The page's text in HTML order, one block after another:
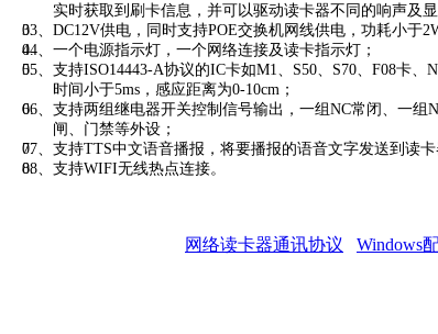
实时获取到刷卡信息，并可以驱动读卡器不同的响声及显
03、DC12V供电，同时支持POE交换机网线供电，功耗小于
04、一个电源指示灯，一个网络连接及读卡指示灯；
05、支持ISO14443-A协议的IC卡如M1、S50、S70、F08卡、
时间小于5ms，感应距离为0-10cm；
06、支持两组继电器开关控制信号输出，一组NC常闭、一组
闸、门禁等外设；
07、支持TTS中文语音播报，将要播报的语音文字发送到读
08、支持WIFI无线热点连接。
网络读卡器通讯协议 Windows